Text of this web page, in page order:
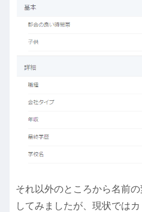
それ以外のところから名前
してみましたが、現状では